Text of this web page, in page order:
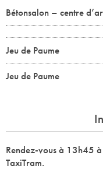
Bétonsalon – centre
Jeu de Paume
Jeu de Paume
Rendez-vous à 13h45
TaxiTram.